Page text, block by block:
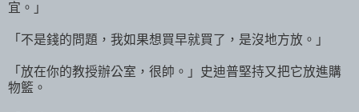
宜。」
「不是錢的問題，我如果想買早就買了，是沒地方放。」
「放在你的教授辦公室，很帥。」史迪普堅持又把它放進購
物籃。